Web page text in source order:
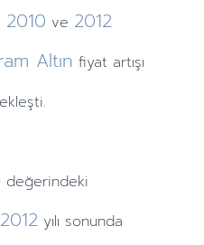
2010 ve 2012
Altın fiyat artışı
değerindeki
2012 yılı sonunda